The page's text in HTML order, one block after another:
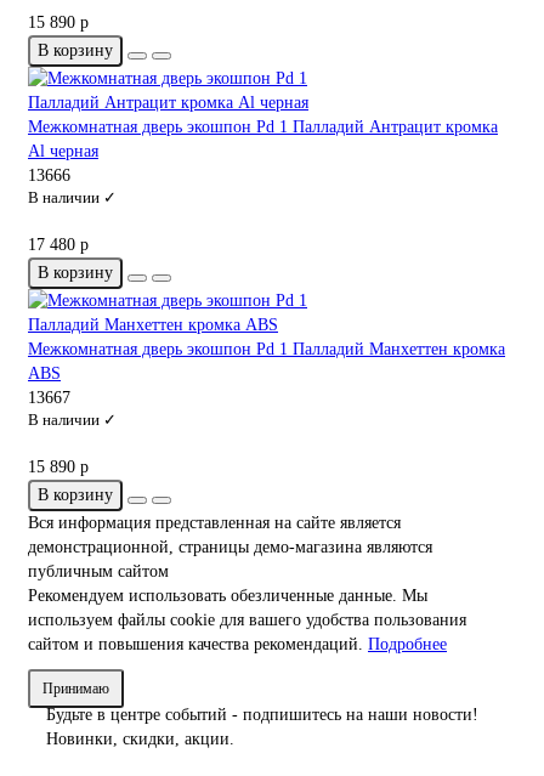
15 890 р
В корзину
Межкомнатная дверь экошпон Pd 1 Палладий Антрацит кромка
Al черная
13666
В наличии ✓
17 480 р
В корзину
Межкомнатная дверь экошпон Pd 1 Палладий Манхеттен кромка
ABS
13667
В наличии ✓
15 890 р
В корзину
Вся информация представленная на сайте является
демонстрационной, страницы демо-магазина являются
публичным сайтом
Рекомендуем использовать обезличенные данные. Мы
используем файлы cookie для вашего удобства пользования
сайтом и повышения качества рекомендаций. Подробнее
Принимаю
Будьте в центре событий - подпишитесь на наши новости!
Новинки, скидки, акции.